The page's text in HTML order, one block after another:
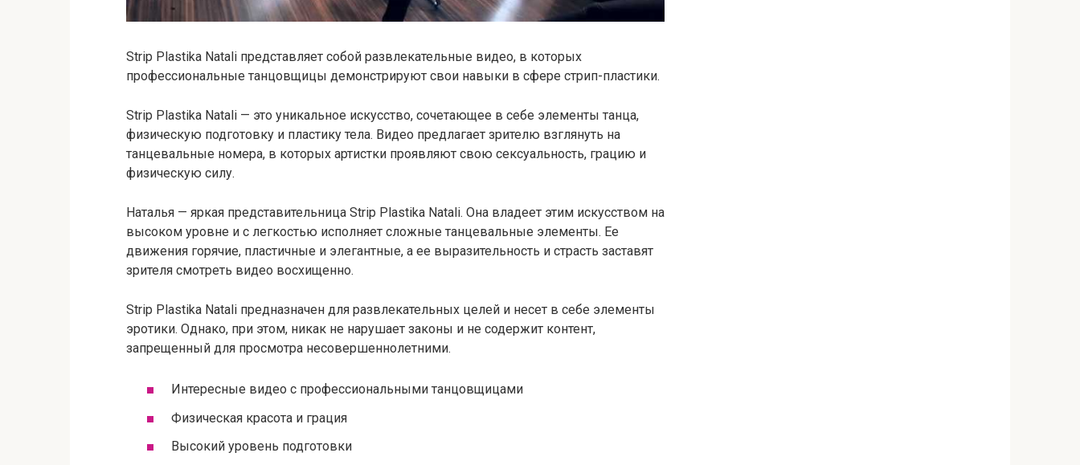
Strip Plastika Natali представляет собой развлекательные видео, в которых
профессиональные танцовщицы демонстрируют свои навыки в сфере стрип-пластики.
Strip Plastika Natali — это уникальное искусство, сочетающее в себе элементы танца,
физическую подготовку и пластику тела. Видео предлагает зрителю взглянуть на
танцевальные номера, в которых артистки проявляют свою сексуальность, грацию и
физическую силу.
Наталья — яркая представительница Strip Plastika Natali. Она владеет этим искусством на
высоком уровне и с легкостью исполняет сложные танцевальные элементы. Ее
движения горячие, пластичные и элегантные, а ее выразительность и страсть заставят
зрителя смотреть видео восхищенно.
Strip Plastika Natali предназначен для развлекательных целей и несет в себе элементы
эротики. Однако, при этом, никак не нарушает законы и не содержит контент,
запрещенный для просмотра несовершеннолетними.
Интересные видео с профессиональными танцовщицами
Физическая красота и грация
Высокий уровень подготовки